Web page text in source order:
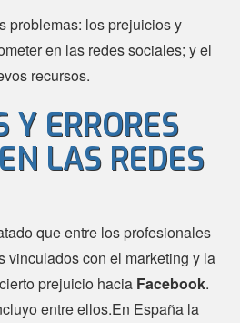
problemas: los prejuicios y
en las redes sociales; y el
recursos.
Y ERRORES
LAS REDES
que entre los profesionales
vinculados con el marketing y la
prejuicio hacia Facebook.
entre ellos.En España la